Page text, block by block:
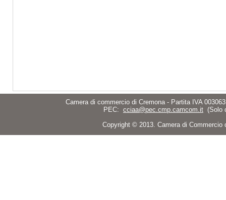
Camera di commercio di Cremona - Partita IVA
PEC: cciaa@pec.cmp.camcom.it (Solo
Copyright © 2013. Camera di